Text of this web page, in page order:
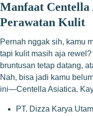
Manfaat
Perawatan Kulit
Pernah nggak sih, kamu
tapi kulit masih aja
bruntusan tetap datang,
Nah, bisa jadi kamu
ini—Centella Asiatica.
PT. Dizza Karya